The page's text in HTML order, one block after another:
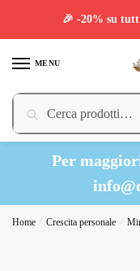
MENU
Cerca:
Cerca
Per
Home / Crescita personale /
🎉 -20% su